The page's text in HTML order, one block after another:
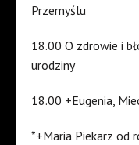
Przemyślu
18.00 O zdrowie i
urodziny
18.00 +Eugenia,
*+Maria Piekarz od